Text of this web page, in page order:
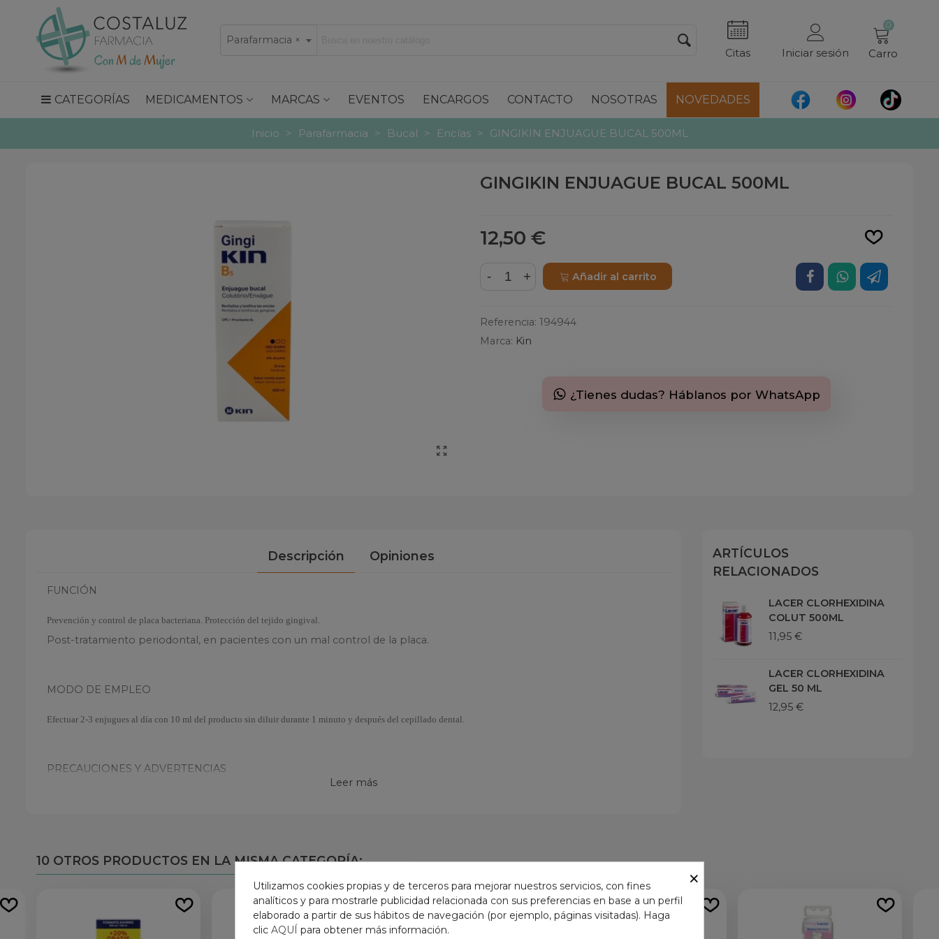
×
Parafarmacia
Citas Iniciar sesión
0
Carro
CATEGORÍAS MEDICAMENTOS MARCAS EVENTOS ENCARGOS CONTACTO NOSOTRAS NOVEDADES
Inicio > Parafarmacia > Bucal > Encías > GINGIKIN ENJUAGUE BUCAL 500ML
GINGIKIN ENJUAGUE BUCAL 500ML
12,50 €
- + Añadir al carrito
Referencia: 194944
Marca: Kin
¿Tienes dudas? Háblanos por WhatsApp
Descripción Opiniones
FUNCIÓN
Prevención y control de placa bacteriana. Protección del tejido gingival.
Post-tratamiento periodontal, en pacientes con un mal control de la placa.
MODO DE EMPLEO
Efectuar 2-3 enjugues al día con 10 ml del producto sin diluir durante 1 minuto y después del cepillado dental.
PRECAUCIONES Y ADVERTENCIAS
Leer más
ARTÍCULOS
RELACIONADOS
LACER CLORHEXIDINA
COLUT 500ML
11,95 €
LACER CLORHEXIDINA
GEL 50 ML
12,95 €
10 OTROS PRODUCTOS EN LA MISMA CATEGORÍA:
×
Utilizamos cookies propias y de terceros para mejorar nuestros servicios, con fines
analíticos y para mostrarle publicidad relacionada con sus preferencias en base a un perfil
elaborado a partir de sus hábitos de navegación (por ejemplo, páginas visitadas). Haga
clic AQUÍ para obtener más información.